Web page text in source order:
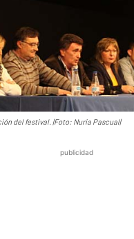
del festival. |Foto: Nuria Pascual|
publicidad